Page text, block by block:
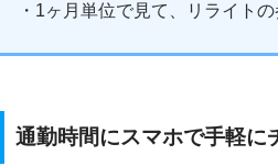
・1ヶ月単位で見て、リライト
通勤時間にスマホで手軽に